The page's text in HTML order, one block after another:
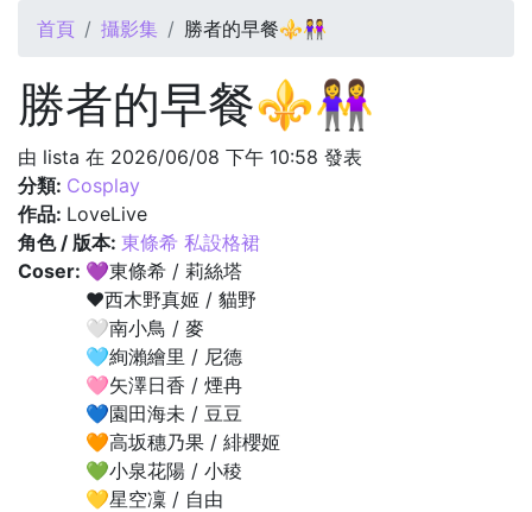
您在這裡
首頁 攝影集 勝者的早餐⚜️👭
勝者的早餐⚜️👭
由 lista 在 2026/06/08 下午 10:58 發表
分類: Cosplay
作品: LoveLive
角色 / 版本: 東條希 私設格裙
Coser: 💜東條希 / 莉絲塔
❤️西木野真姬 / 貓野
🤍南小鳥 / 麥
🩵絢瀨繪里 / 尼德
🩷矢澤日香 / 煙冉
💙園田海未 / 豆豆
🧡高坂穗乃果 / 緋櫻姬
💚小泉花陽 / 小稜
💛星空凜 / 自由